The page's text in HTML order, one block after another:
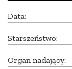
Data:
Starszeństwo:
Organ nadający: